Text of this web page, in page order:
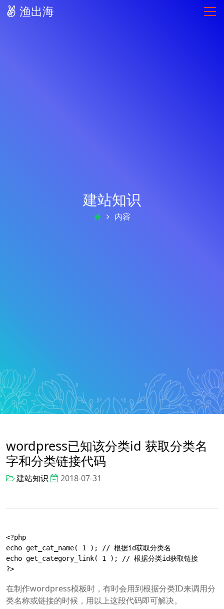
渔出海
建站知识
内容
wordpress已知该分类id 获取分类名
字和分类链接代码
建站知识 2018-07-31
<?php
echo get_cat_name( 1 ); // 根据id获取分类名
echo get_category_link( 1 ); // 根据分类id获取链接
?>
在制作wordpress模板时，有时会用到根据分类ID来调用分
类名称或链接的时候，用以上这段代码即可解决。